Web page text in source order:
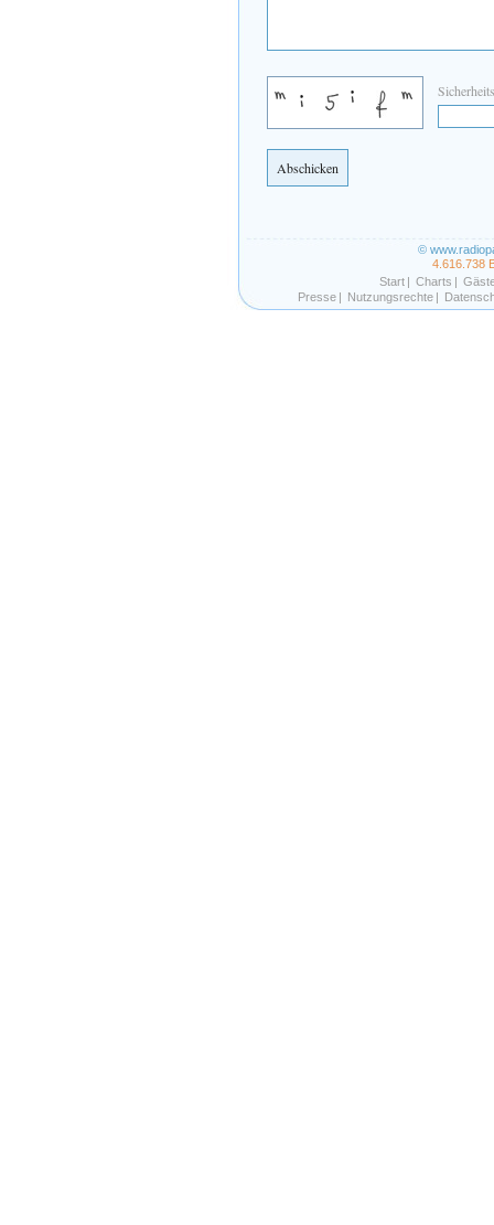
©
4.616.738
Start | Charts |
Presse | Nutzungsrechte |